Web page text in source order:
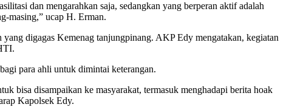
dan mengarahkan saja, sedangkan yang berperan aktif adalah
masing,” ucap H. Erman.
digagas Kemenag tanjungpinang. AKP Edy mengatakan, kegiatan
para ahli untuk dimintai keterangan.
bisa disampaikan ke masyarakat, termasuk menghadapi berita hoak
Kapolsek Edy.